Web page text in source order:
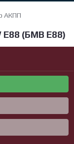
АКПП
E88 (БМВ Е88)